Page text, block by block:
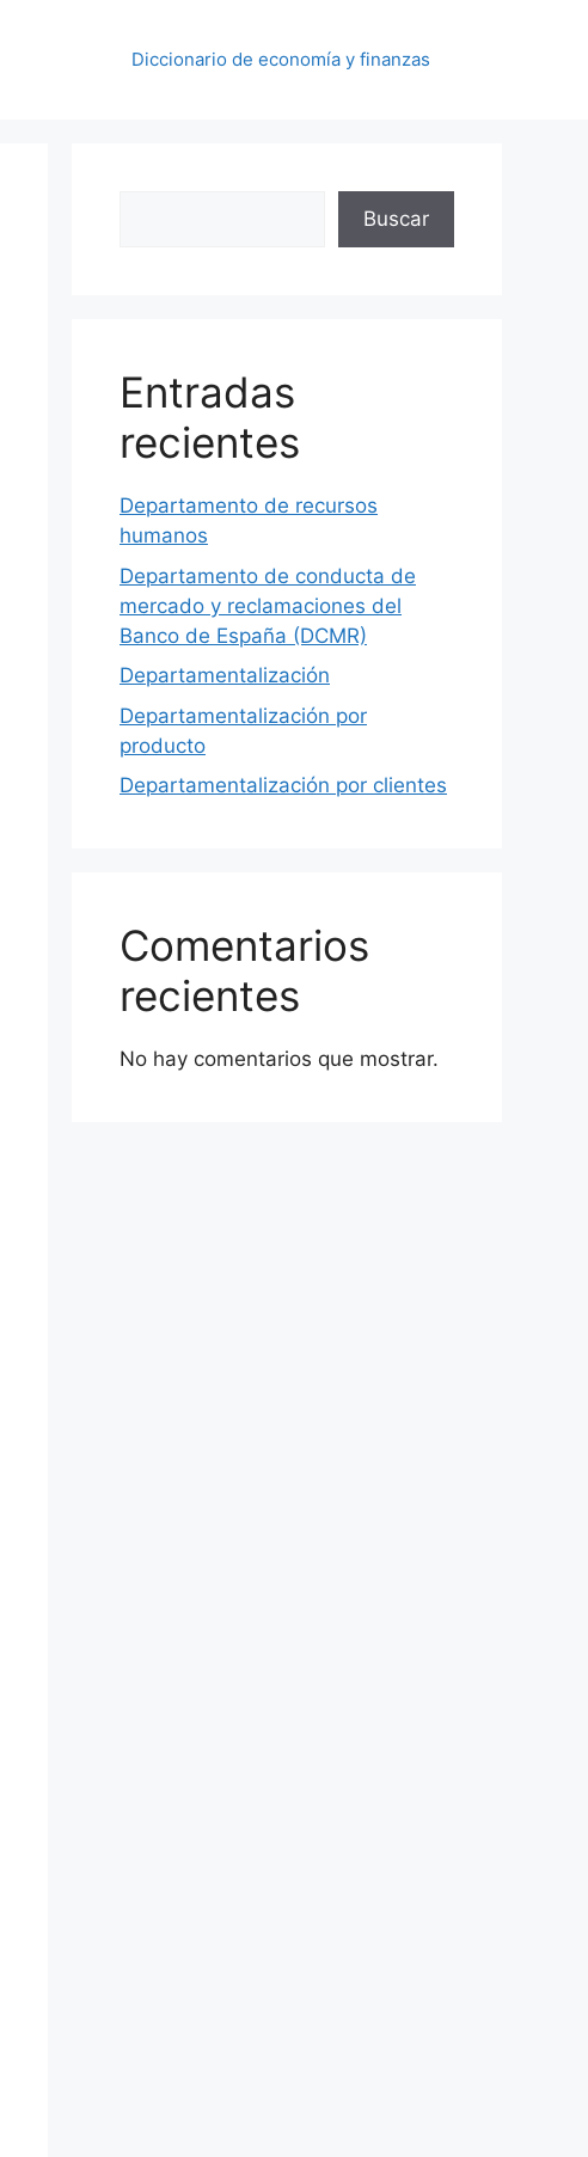
Diccionario de economía y finanzas
Buscar
Entradas
recientes
Departamento de recursos
humanos
Departamento de conducta de
mercado y reclamaciones del
Banco de España (DCMR)
Departamentalización
Departamentalización por
producto
Departamentalización por clientes
Comentarios
recientes
No hay comentarios que mostrar.